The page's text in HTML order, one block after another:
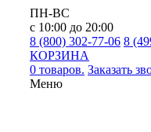
ПН-ВС
с 10:00 до 20:00
8 (800) 302-77-06 8
КОРЗИНА
0 товаров. Заказать
Меню